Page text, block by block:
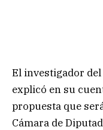
El investigador del
explicó en su
propuesta que
Cámara de